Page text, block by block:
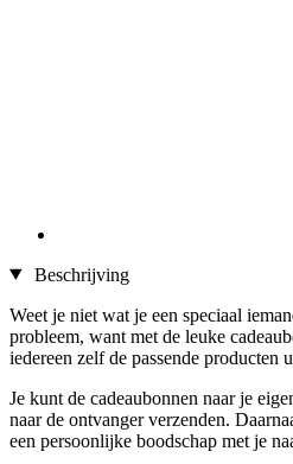
Beschrijving
Weet je niet wat je een speciaal
probleem, want met de leuke
iedereen zelf de passende producten
Je kunt de cadeaubonnen naar je
naar de ontvanger verzenden.
een persoonlijke boodschap met je